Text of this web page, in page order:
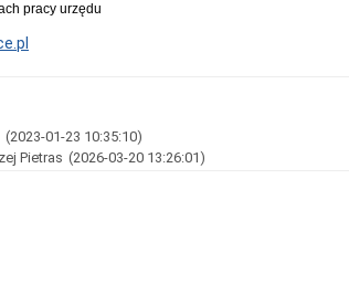
pracy urzędu
(2023-01-23 10:35:10)
Pietras (2026-03-20 13:26:01)